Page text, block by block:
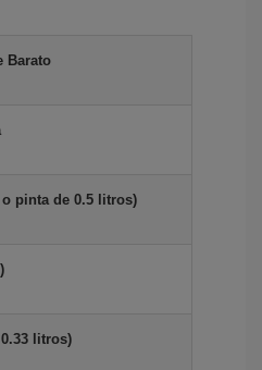
Barato
pinta de 0.5 litros)
litros)